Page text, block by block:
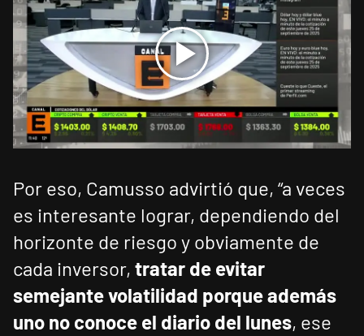
Por eso, Camusso advirtió que, “a veces
es interesante lograr, dependiendo del
horizonte de riesgo y obviamente de
cada inversor, tratar de evitar
semejante volatilidad porque además
uno no conoce el diario del lunes, ese